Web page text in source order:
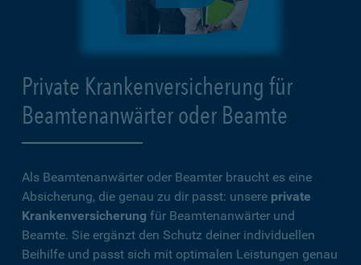
Private Krankenversicherung für
Beamtenanwärter oder Beamte
Als Beamtenanwärter oder Beamter braucht es eine
Absicherung, die genau zu dir passt: unsere private
Krankenversicherung für Beamtenanwärter und
Beamte. Sie ergänzt den Schutz deiner individuellen
Beihilfe und passt sich mit optimalen Leistungen genau